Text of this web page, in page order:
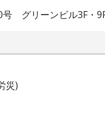
号 グリーンビル3F・
災)